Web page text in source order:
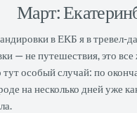
Март:
в ЕКБ я в тревел-
— не путешествия, это
тут особый случай: по
на несколько дней уже